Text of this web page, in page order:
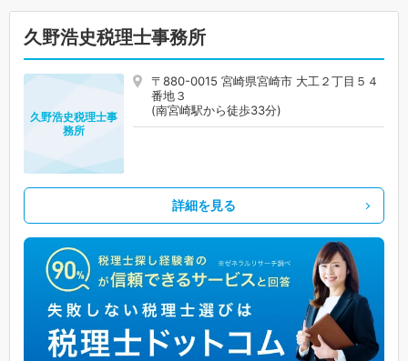
久野浩史税理士事務所
〒880-0015 宮崎県宮崎市 大工２丁目５４
番地３
(南宮崎駅から徒歩33分)
久野浩史税理士事
務所
詳細を見る